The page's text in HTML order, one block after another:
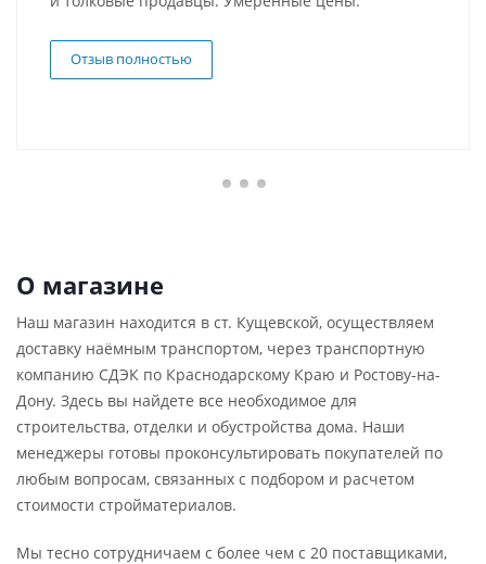
Отзыв полностью
О магазине
Наш магазин находится в ст. Кущевской, осуществляем
доставку наёмным транспортом, через транспортную
компанию СДЭК по Краснодарскому Краю и Ростову-на-
Дону. Здесь вы найдете все необходимое для
строительства, отделки и обустройства дома. Наши
менеджеры готовы проконсультировать покупателей по
любым вопросам, связанных с подбором и расчетом
стоимости стройматериалов.
Мы тесно сотрудничаем с более чем с 20 поставщиками,